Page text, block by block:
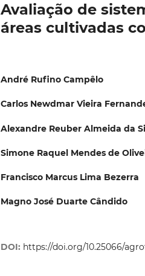
Avaliação de
áreas cultivadas
André Rufino Campêlo
Carlos Newdmar Vieira
Alexandre Reuber Almeida da
Simone Raquel Mendes de
Francisco Marcus Lima Bezerra
Magno José Duarte Cândido
DOI: https://doi.org/10.25066/